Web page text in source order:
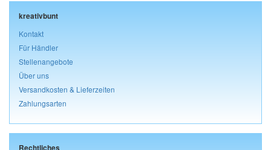
kreativbunt
Kontakt
Für Händler
Stellenangebote
Über uns
Versandkosten & Lieferzeiten
Zahlungsarten
Rechtliches